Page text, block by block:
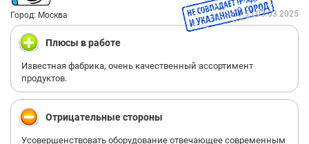
Город: Москва 20:55 03.03.2025
Плюсы в работе
Известная фабрика, очень качественный ассортимент
продуктов.
Отрицательные стороны
Усовершенствовать оборудование отвечающее современным